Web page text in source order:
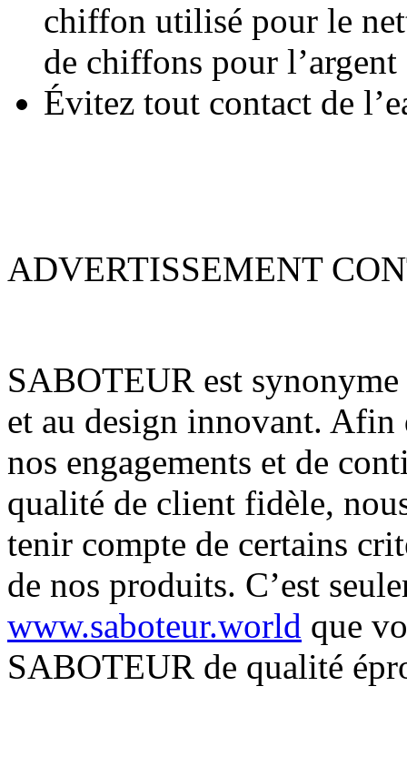
chiffon utilisé pour le
de chiffons pour
Évitez tout contact de
ADVERTISSEMENT
SABOTEUR est
et au design innovant.
nos engagements et de
qualité de client fidèle,
tenir compte de certains
de nos produits. C’est
www.saboteur.world que
SABOTEUR de qualité